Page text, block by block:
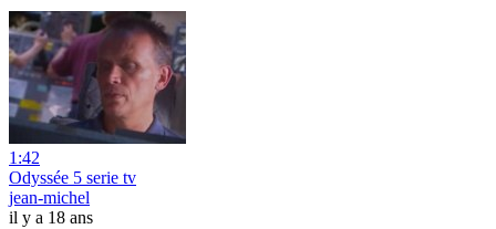
1:42
Odyssée 5 serie tv
jean-michel
il y a 18 ans